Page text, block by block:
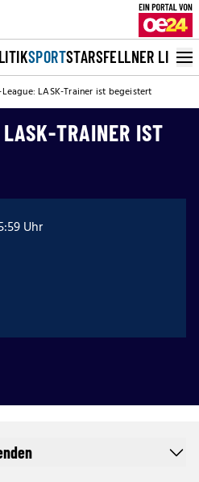
SPORTSTARSFELLNER LIVE
LASK-Trainer ist begeistert
TRAINER IST
Uhr